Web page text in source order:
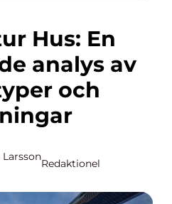
analys av
och
Larsson
Redaktionel